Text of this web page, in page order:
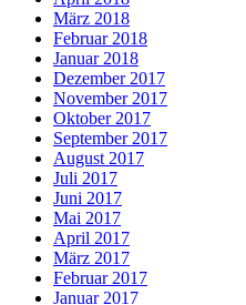
März 2018
Februar 2018
Januar 2018
Dezember 2017
November 2017
Oktober 2017
September 2017
August 2017
Juli 2017
Juni 2017
Mai 2017
April 2017
März 2017
Februar 2017
Januar 2017